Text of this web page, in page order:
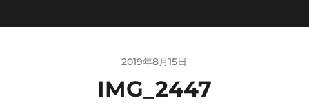
2019年8月15日
IMG_2447